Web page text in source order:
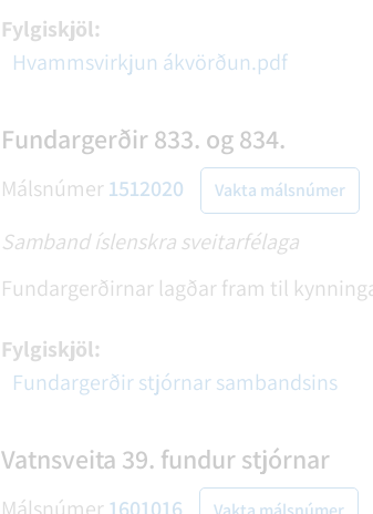
Fylgiskjöl:
Hvammsvirkjun ákvörðun.pdf
Fundargerðir 833. og 834.
Málsnúmer1512020 Vakta málsnúmer
Samband íslenskra sveitarfélaga
Fundargerðirnar lagðar fram til
Fylgiskjöl:
Fundargerðir stjórnar sambandsins
Vatnsveita 39. fundur stjórnar